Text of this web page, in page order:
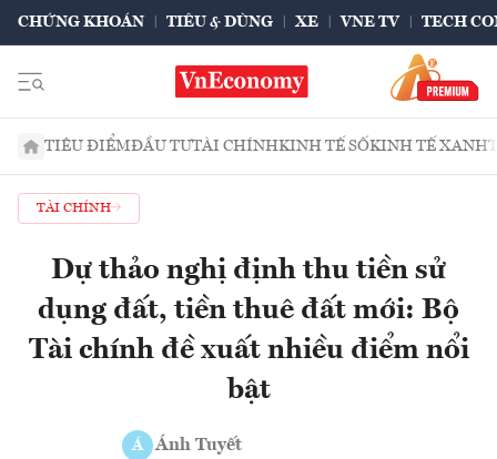
CHỨNG KHOÁN TIÊU & DÙNG XE VNE TV TECH
TIÊU ĐIỂMĐẦU TƯTÀI CHÍNHKINH TẾ SỐKINH TẾ XANH
TÀI CHÍNH
Dự thảo nghị định thu tiền sử
dụng đất, tiền thuê đất mới: Bộ
Tài chính đề xuất nhiều điểm nổi
bật
Á Ánh Tuyết